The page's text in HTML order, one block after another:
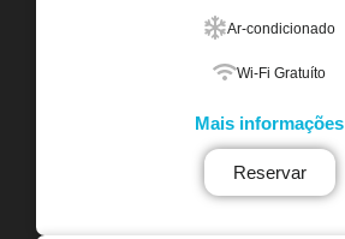
Ar-condicionado
Wi-Fi Gratuíto
Mais informações
Reservar